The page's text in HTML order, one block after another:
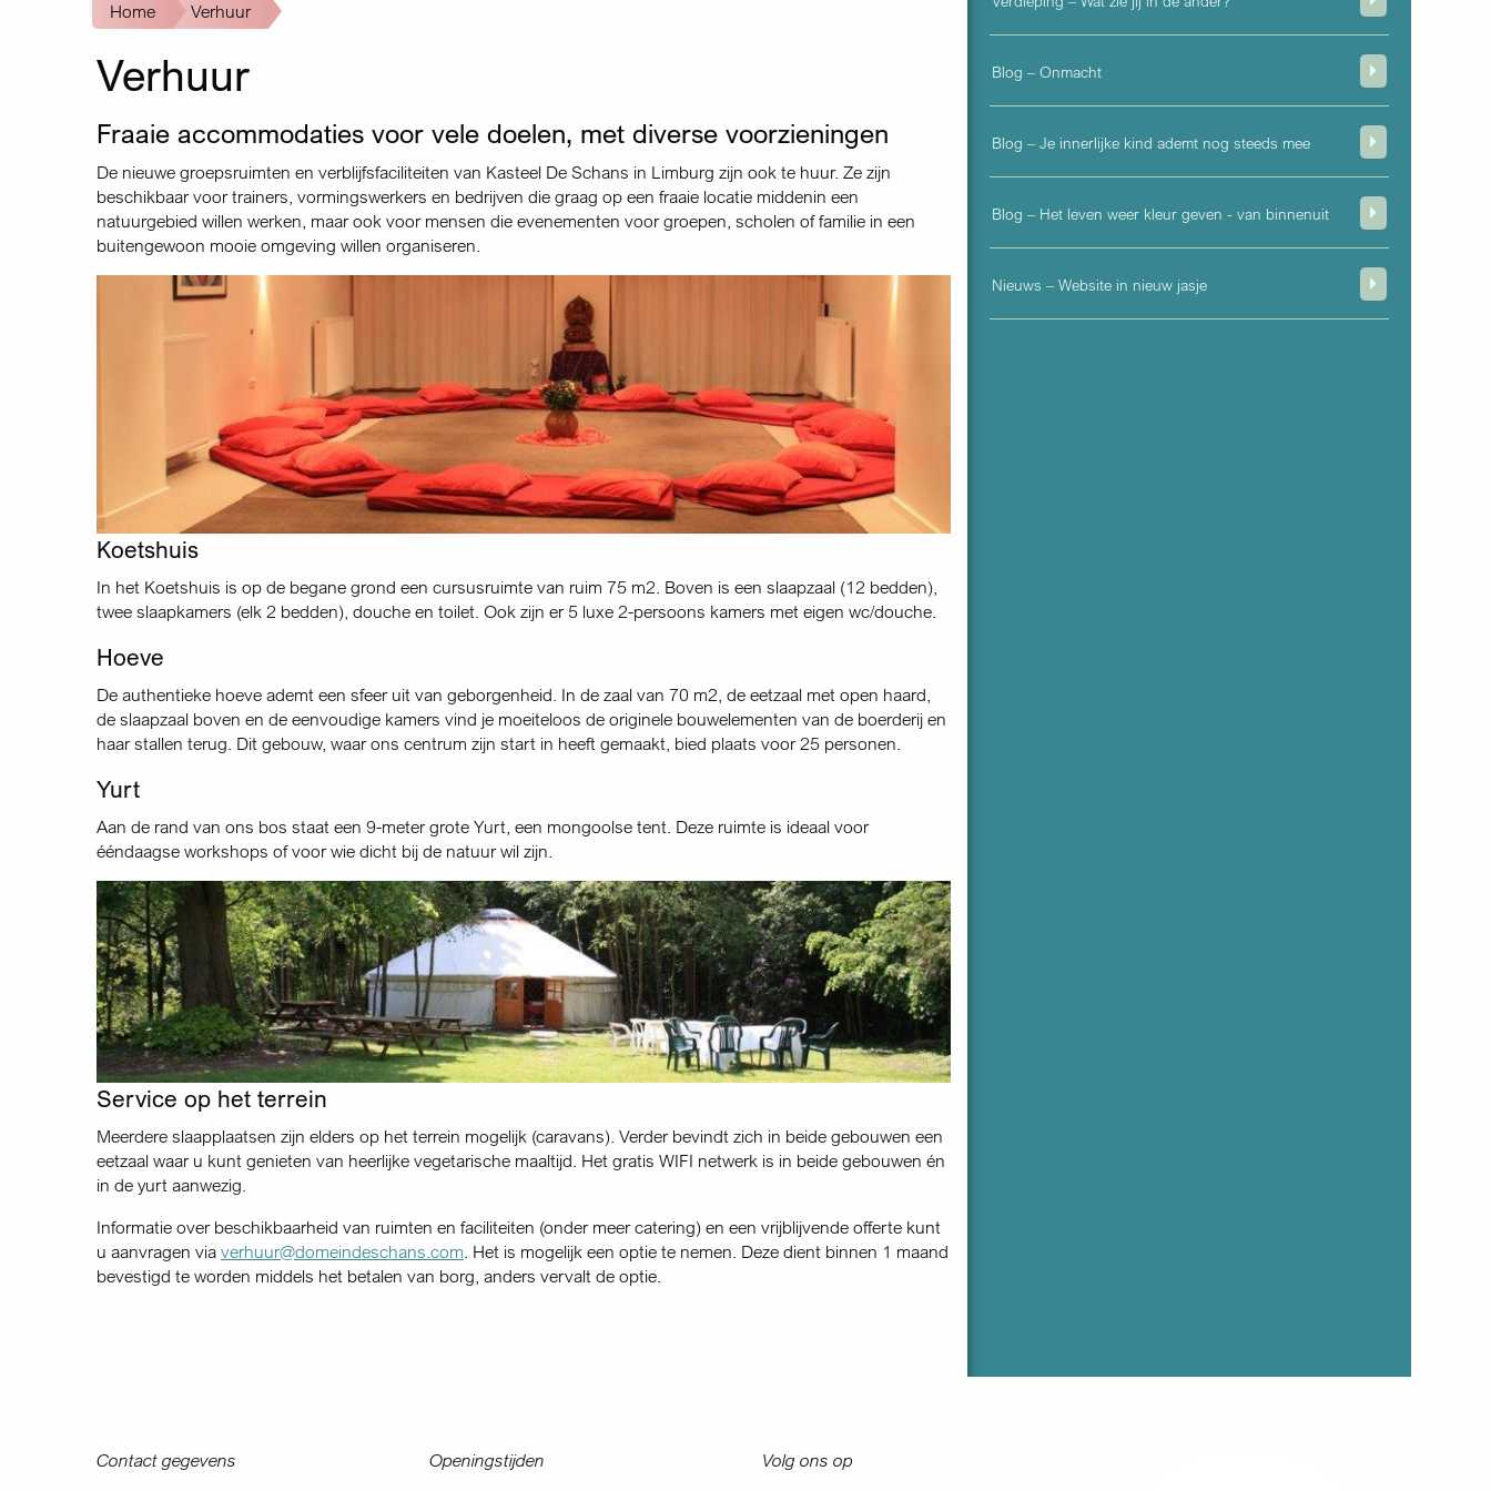
Kruimelpad
Home Verhuur
Verhuur
Fraaie accommodaties voor vele doelen, met diverse voorzieningen
De nieuwe groepsruimten en verblijfsfaciliteiten van Kasteel De Schans in Limburg zijn ook te huur. Ze zijn
beschikbaar voor trainers, vormingswerkers en bedrijven die graag op een fraaie locatie middenin een
natuurgebied willen werken, maar ook voor mensen die evenementen voor groepen, scholen of familie in een
buitengewoon mooie omgeving willen organiseren.
Koetshuis
In het Koetshuis is op de begane grond een cursusruimte van ruim 75 m2. Boven is een slaapzaal (12 bedden),
twee slaapkamers (elk 2 bedden), douche en toilet. Ook zijn er 5 luxe 2-persoons kamers met eigen wc/douche.
Hoeve
De authentieke hoeve ademt een sfeer uit van geborgenheid. In de zaal van 70 m2, de eetzaal met open haard,
de slaapzaal boven en de eenvoudige kamers vind je moeiteloos de originele bouwelementen van de boerderij en
haar stallen terug. Dit gebouw, waar ons centrum zijn start in heeft gemaakt, bied plaats voor 25 personen.
Yurt
Aan de rand van ons bos staat een 9-meter grote Yurt, een mongoolse tent. Deze ruimte is ideaal voor
ééndaagse workshops of voor wie dicht bij de natuur wil zijn.
Service op het terrein
Meerdere slaapplaatsen zijn elders op het terrein mogelijk (caravans). Verder bevindt zich in beide gebouwen een
eetzaal waar u kunt genieten van heerlijke vegetarische maaltijd. Het gratis WIFI netwerk is in beide gebouwen én
in de yurt aanwezig.
Informatie over beschikbaarheid van ruimten en faciliteiten (onder meer catering) en een vrijblijvende offerte kunt
u aanvragen via verhuur@domeindeschans.com . Het is mogelijk een optie te nemen. Deze dient binnen 1 maand
bevestigd te worden middels het betalen van borg, anders vervalt de optie.
Blog – Onmacht
Blog – Je innerlijke kind ademt nog steeds mee
Blog – Het leven weer kleur geven - van binnenuit
Nieuws – Website in nieuw jasje
Contact gegevens
Openingstijden
Volg ons op